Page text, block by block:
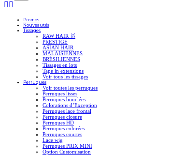
Promos
Nouveautés
Tissages
RAW HAIR 🥇
PRESTIGE
ASIAN HAIR
MALAISIENNES
BRÉSILIENNES
Tissages en lots
Tape in extensions
Voir tous les tissages
Perruques
Voir toutes les perruques
Perruques lisses
Perruques bouclées
Colorations d’Exception
Perruques lace frontal
Perruques closure
Perruques HD
Perruques colorées
Perruques courtes
Lace wig
Perruques PRIX MINI
Option Customisation